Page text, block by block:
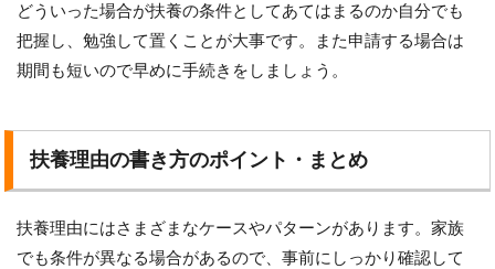
どういった場合が扶養の条件としてあてはまるのか自分でも
把握し、勉強して置くことが大事です。また申請する場合は
期間も短いので早めに手続きをしましょう。
扶養理由の書き方のポイント・まとめ
扶養理由にはさまざまなケースやパターンがあります。家族
でも条件が異なる場合があるので、事前にしっかり確認して